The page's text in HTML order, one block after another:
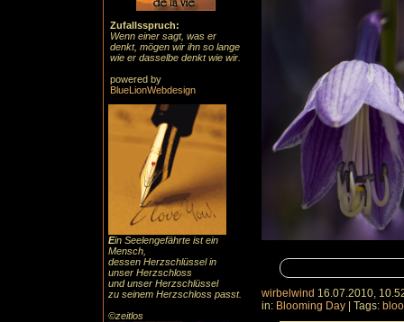
Zufallsspruch:
Wenn einer sagt, was er
denkt, mögen wir ihn so lange
wie er dasselbe denkt wie wir.
powered by
BlueLionWebdesign
Ein Seelengefährte ist ein
Mensch,
dessen Herzschlüssel in
unser Herzschloss
und unser Herzschlüssel
zu seinem Herzschloss passt.
©zeitlos
wirbelwind 16.07.2010,
in: Blooming Day Tags: